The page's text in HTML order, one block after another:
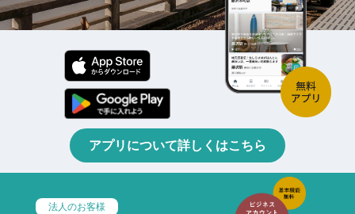
アプリについて詳しくはこちら
法人のお客様